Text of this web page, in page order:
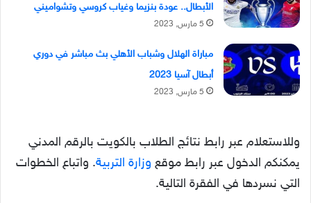
الأبطال.. عودة بنزيما وغياب كروسي وتشواميني
5 مارس, 2023
مباراة الهلال وشباب الأهلي بث مباشر في دوري
أبطال آسيا 2023
5 مارس, 2023
وللاستعلام عبر رابط نتائج الطلاب بالكويت بالرقم المدني
يمكنكم الدخول عبر رابط موقع وزارة التربية. واتباع الخطوات
التي نسردها في الفقرة التالية.